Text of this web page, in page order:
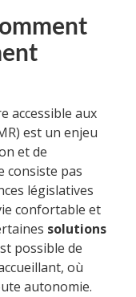
accessible aux
est un enjeu
et de
consiste pas
législatives
confortable et
solutions
possible de
où
autonomie.